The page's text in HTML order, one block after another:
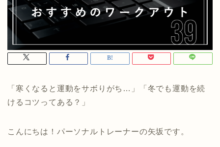
「寒くなると運動をサボりがち…」「冬でも運動を続
けるコツってある？」
こんにちは！パーソナルトレーナーの矢坂です。